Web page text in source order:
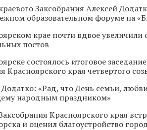
Заксобрания Алексей
образовательном форуме на
крае почти вдвое
постов
состоялось итоговое
Красноярского края четвертого
«Рад, что День семьи,
народным праздником»
Красноярского края
и оценил благоустройство